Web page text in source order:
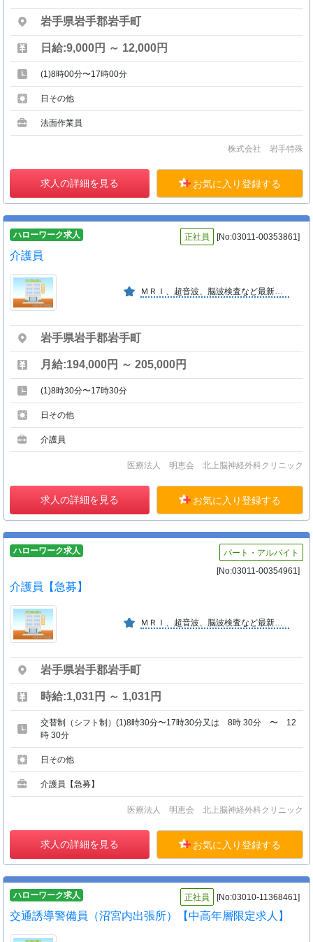
岩手県岩手郡岩手町
日給:9,000円 ～ 12,000円
(1)8時00分〜17時00分
日その他
法面作業員
株式会社 岩手特殊
求人の詳細を見る お気に入り登録する
ハローワーク求人 正社員 [No:03011-00353861]
介護員
ＭＲＩ、超音波、脳波検査など最新の機器を備え、脳神経疾患などの診断、治療、また、生活習慣病の治療にも力を入れています。
岩手県岩手郡岩手町
月給:194,000円 ～ 205,000円
(1)8時30分〜17時30分
日その他
介護員
医療法人 明恵会 北上脳神経外科クリニック
求人の詳細を見る お気に入り登録する
ハローワーク求人
パート・アルバイト
[No:03011-00354961]
介護員【急募】
ＭＲＩ、超音波、脳波検査など最新の機器を備え、脳神経疾患などの診断、治療、また、生活習慣病の治療にも力を入れています。
岩手県岩手郡岩手町
時給:1,031円 ～ 1,031円
交替制（シフト制）(1)8時30分〜17時30分又は 8時 30分 〜 12
時 30分
日その他
介護員【急募】
医療法人 明恵会 北上脳神経外科クリニック
求人の詳細を見る お気に入り登録する
ハローワーク求人 正社員 [No:03010-11368461]
交通誘導警備員（沼宮内出張所）【中高年層限定求人】